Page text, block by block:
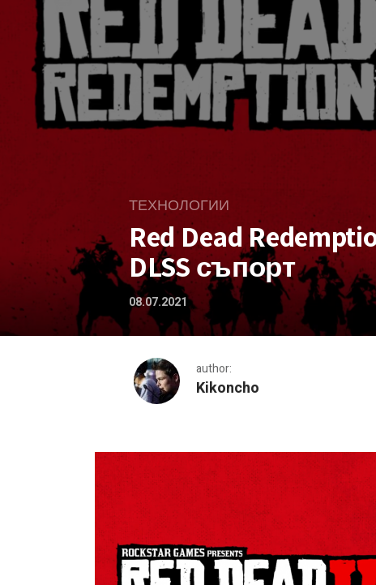
ТЕХНОЛОГИИ
Red Dead
DLSS съпорт
08.07.2021
author:
Kikoncho
Red Dead Redemption II